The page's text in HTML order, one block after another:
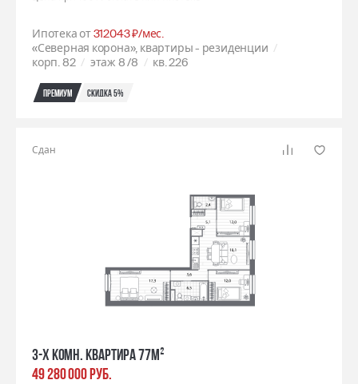
Ипотека от312043 ₽/мес.
«Северная корона», квартиры - резиденции
корп. 82
этаж 8/8 кв. 226
Премиум Скидка 5%
Сдан
3-х комн. квартира 77м²
49 280 000 РУБ.